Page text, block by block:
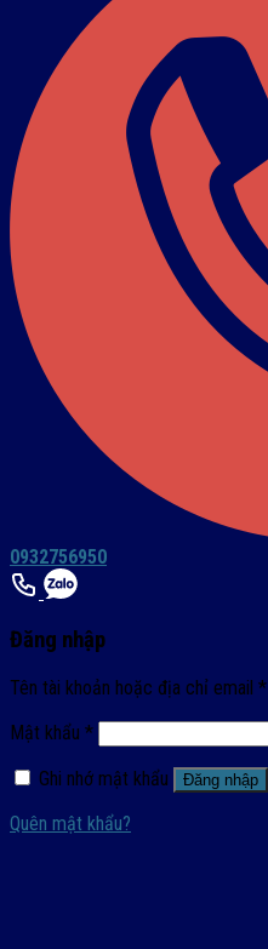
0932756950
Đăng nhập
Tên tài khoản hoặc địa chỉ email *
Mật khẩu *
Ghi nhớ mật khẩu
Đăng nhập
Quên mật khẩu?